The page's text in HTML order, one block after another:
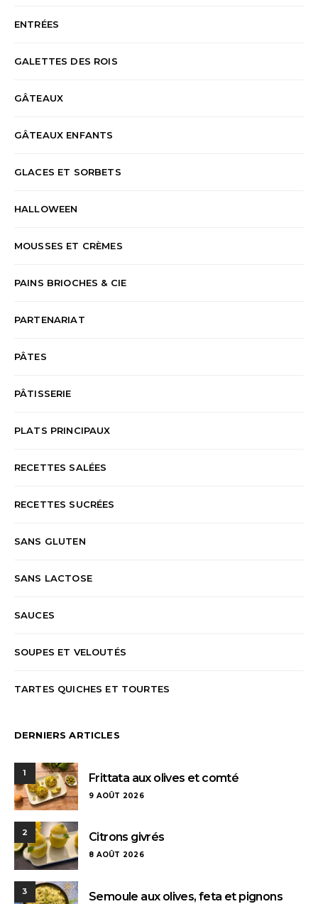
ENTRÉES
GALETTES DES ROIS
GÂTEAUX
GÂTEAUX ENFANTS
GLACES ET SORBETS
HALLOWEEN
MOUSSES ET CRÈMES
PAINS BRIOCHES & CIE
PARTENARIAT
PÂTES
PÂTISSERIE
PLATS PRINCIPAUX
RECETTES SALÉES
RECETTES SUCRÉES
SANS GLUTEN
SANS LACTOSE
SAUCES
SOUPES ET VELOUTÉS
TARTES QUICHES ET TOURTES
DERNIERS ARTICLES
1 Frittata aux olives et comté
9 AOÛT 2026
2 Citrons givrés
8 AOÛT 2026
3 Semoule aux olives, feta et pignons